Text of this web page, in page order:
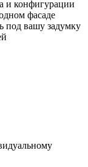
и конфигурации
фасаде
под вашу задумку